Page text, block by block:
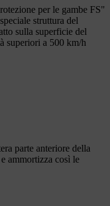
per le gambe FS"
struttura del
sulla superficie del
superiori a 500 km/h
parte anteriore della
ammortizza così le